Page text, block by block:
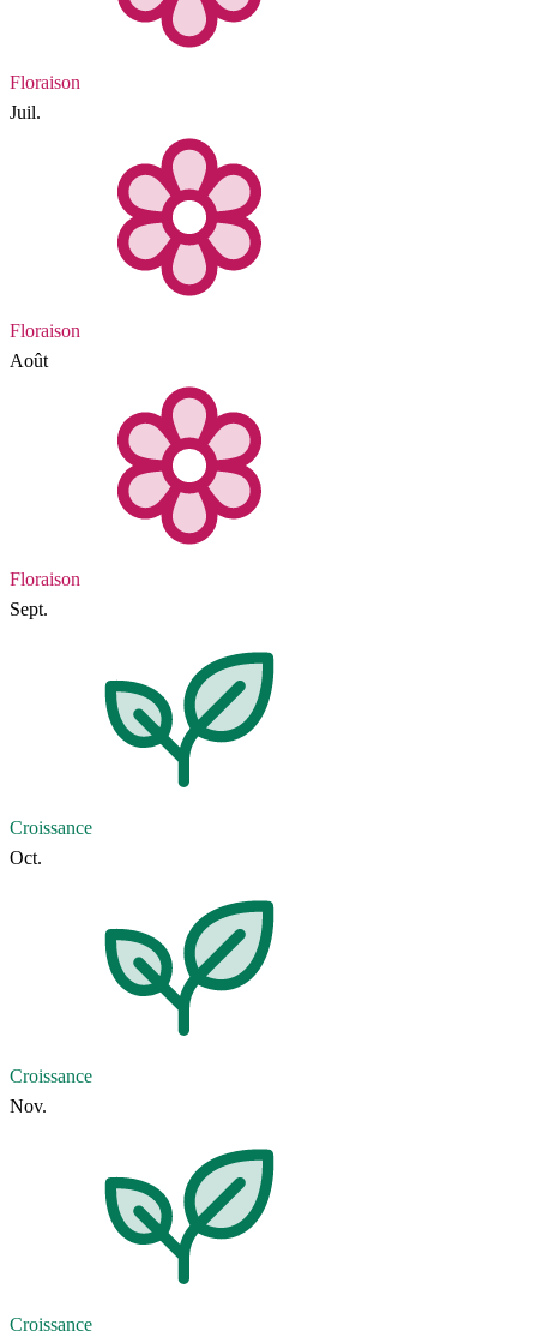
Floraison
Juil.
Floraison
Août
Floraison
Sept.
Croissance
Oct.
Croissance
Nov.
Croissance